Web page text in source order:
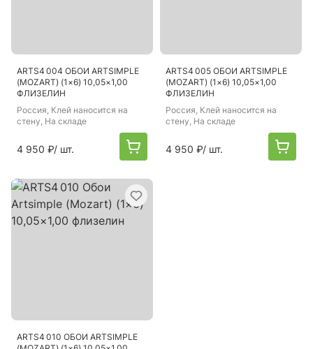
ARTS4 004 ОБОИ ARTSIMPLE
(MOZART) (1×6) 10,05×1,00
ФЛИЗЕЛИН
Россия, Клей наносится на
стену, На складе
4 950 ₽/ шт.
ARTS4 005 ОБОИ ARTSIMPLE
(MOZART) (1×6) 10,05×1,00
ФЛИЗЕЛИН
Россия, Клей наносится на
стену, На складе
4 950 ₽/ шт.
ARTS4 010 ОБОИ ARTSIMPLE